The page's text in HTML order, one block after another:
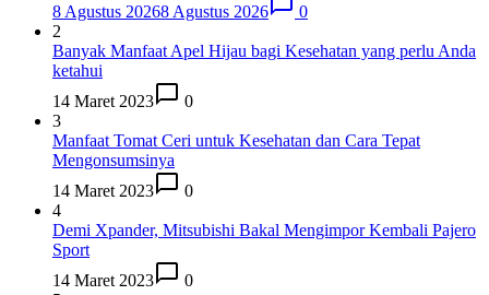
8 Agustus 20268 Agustus 2026
0
2
Banyak Manfaat Apel Hijau bagi Kesehatan yang perlu Anda
ketahui
14 Maret 2023
0
3
Manfaat Tomat Ceri untuk Kesehatan dan Cara Tepat
Mengonsumsinya
14 Maret 2023
0
4
Demi Xpander, Mitsubishi Bakal Mengimpor Kembali Pajero
Sport
14 Maret 2023
0